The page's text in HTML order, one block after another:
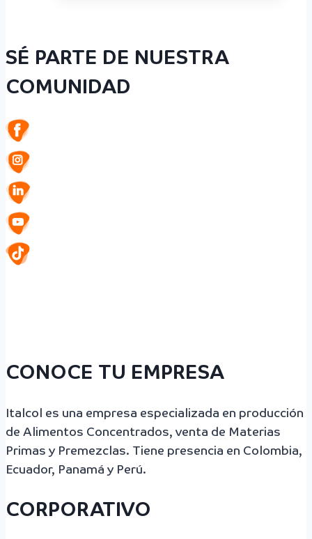
SÉ PARTE DE NUESTRA
COMUNIDAD
CONOCE TU EMPRESA
Italcol es una empresa especializada en producción
de Alimentos Concentrados, venta de Materias
Primas y Premezclas. Tiene presencia en Colombia,
Ecuador, Panamá y Perú.
CORPORATIVO